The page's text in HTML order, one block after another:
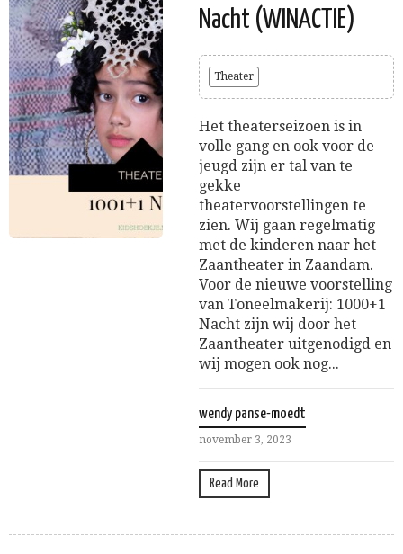
Nacht (WINACTIE)
Theater
Het theaterseizoen is in
volle gang en ook voor de
jeugd zijn er tal van te
gekke
theatervoorstellingen te
zien. Wij gaan regelmatig
met de kinderen naar het
Zaantheater in Zaandam.
Voor de nieuwe voorstelling
van Toneelmakerij: 1000+1
Nacht zijn wij door het
Zaantheater uitgenodigd en
wij mogen ook nog...
wendy panse-moedt
november 3, 2023
Read More